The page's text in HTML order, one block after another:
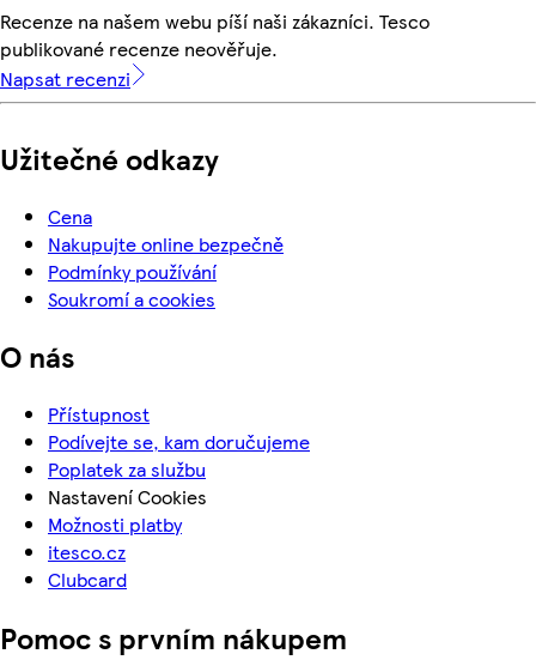
Recenze na našem webu píší naši zákazníci. Tesco
publikované recenze neověřuje.
Napsat recenzi
Užitečné odkazy
Cena
Nakupujte online bezpečně
Podmínky používání
Soukromí a cookies
O nás
Přístupnost
Podívejte se, kam doručujeme
Poplatek za službu
Nastavení Cookies
Možnosti platby
itesco.cz
Clubcard
Pomoc s prvním nákupem